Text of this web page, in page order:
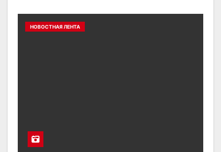
НОВОСТНАЯ ЛЕНТА